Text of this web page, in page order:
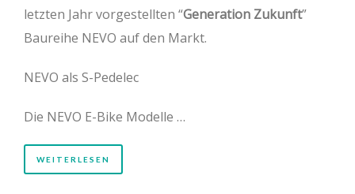
letzten Jahr vorgestellten “Generation Zukunft”
Baureihe NEVO auf den Markt.
NEVO als S-Pedelec
Die NEVO E-Bike Modelle …
WEITERLESEN